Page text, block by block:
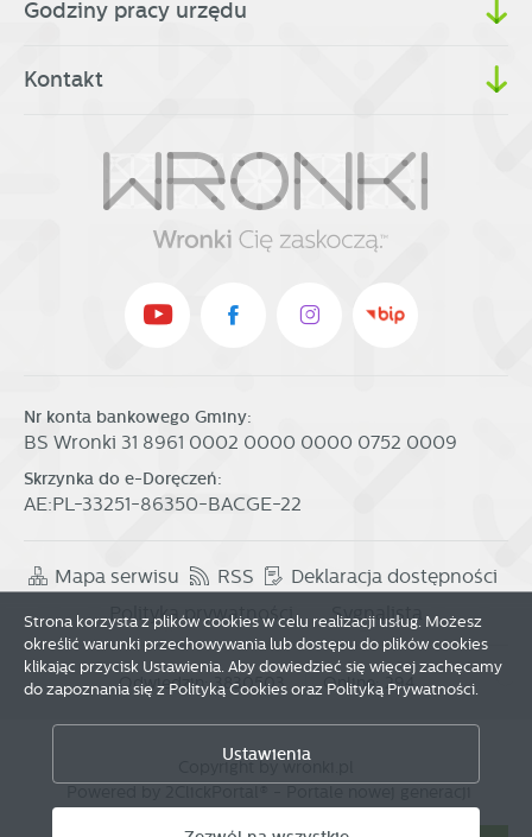
Godziny pracy urzędu
Kontakt
Nr konta bankowego Gminy:
BS Wronki 31 8961 0002 0000 0000 0752 0009
Skrzynka do e-Doręczeń:
AE:PL-33251-86350-BACGE-22
Mapa serwisu RSS
Deklaracja dostępności
Polityka prywatności
Sygnalista
Odwiedzin: 3830503 Online: 294
Strona korzysta z plików cookies w celu realizacji usług. Możesz
określić warunki przechowywania lub dostępu do plików cookies
klikając przycisk Ustawienia. Aby dowiedzieć się więcej zachęcamy
do zapoznania się z Polityką Cookies oraz Polityką Prywatności.
Ustawienia
Zezwól na wszystkie